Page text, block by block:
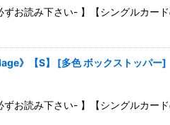
ずお読み下さい- 】【シングルカ
》【S】 [多色 ボックストッパー]
ずお読み下さい- 】【シングルカ